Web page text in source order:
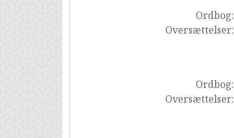
Ordbog:
Oversættelser:
Ordbog:
Oversættelser: